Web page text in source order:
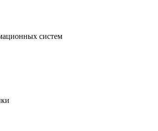
систем